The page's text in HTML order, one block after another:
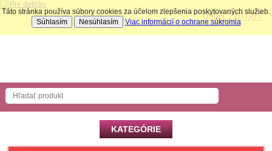
0908 120 087
KATEGÓRIE
Táto stránka používa súbory cookies za účelom zlepšenia poskytovaných služieb.
Súhlasím
Nesúhlasím Viac informácií o ochrane súkromia